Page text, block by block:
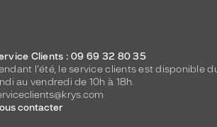
Clients : 09 69 32 80 35
l'été, le service clients est disponible
au vendredi de 10h à 18h.
contacter